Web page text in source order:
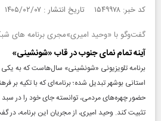
کد خبر: ۱۵۴۹۹۷۸ تاریخ انتشار : ۱۴۰۵/۰۲/۰۷
گفت‌وگو با «وحید امیری»مجری برنامه های
آینه تمام نمای جنوب در قاب «شونشینی»
برنامه تلویزیونی «شونشینی» سال‌هاست که به یکی
استانی بوشهر تبدیل شده؛ برنامه‌ای که با تکیه
حضور چهره‌های مردمی، توانسته جای خود را در سبد
تثبیت کند. وحید امیری، از مجریان این برنامه، در